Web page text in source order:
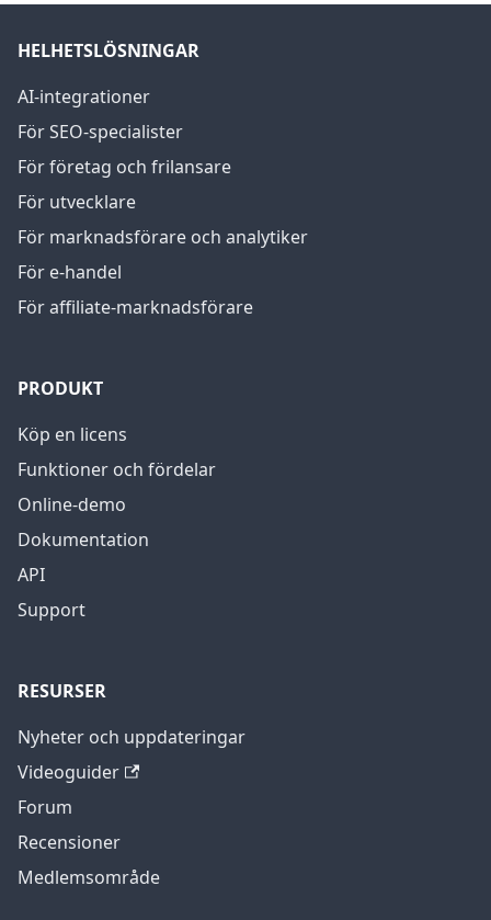
HELHETSLÖSNINGAR
AI-integrationer
För SEO-specialister
För företag och frilansare
För utvecklare
För marknadsförare och analytiker
För e-handel
För affiliate-marknadsförare
PRODUKT
Köp en licens
Funktioner och fördelar
Online-demo
Dokumentation
API
Support
RESURSER
Nyheter och uppdateringar
Videoguider
Forum
Recensioner
Medlemsområde